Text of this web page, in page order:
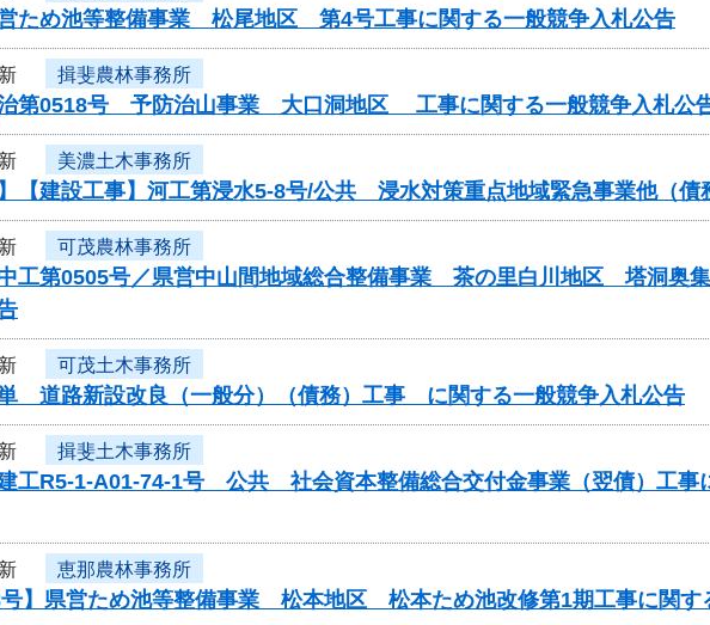
営ため池等整備事業 松尾地区 第4号工事に関する一般競争入札公告
揖斐農林事務所
治第0518号 予防治山事業 大口洞地区 工事に関する一般競争入札公
美濃土木事務所
】【建設工事】河工第浸水5-8号/公共 浸水対策重点地域緊急事業他（債
可茂農林事務所
中工第0505号／県営中山間地域総合整備事業 茶の里白川地区 塔洞奥
可茂土木事務所
単 道路新設改良（一般分）（債務）工事 に関する一般競争入札公告
揖斐土木事務所
建工R5-1-A01-74-1号 公共 社会資本整備総合交付金事業（翌債）工事
恵那農林事務所
号】県営ため池等整備事業 松本地区 松本ため池改修第1期工事に関す